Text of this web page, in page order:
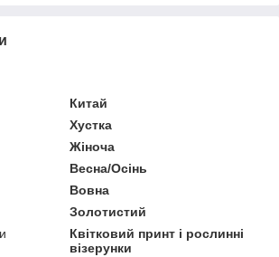
Китай
Хустка
Жіноча
Весна/Осінь
Вовна
Золотистий
Квітковий принт і рослинні
візерунки